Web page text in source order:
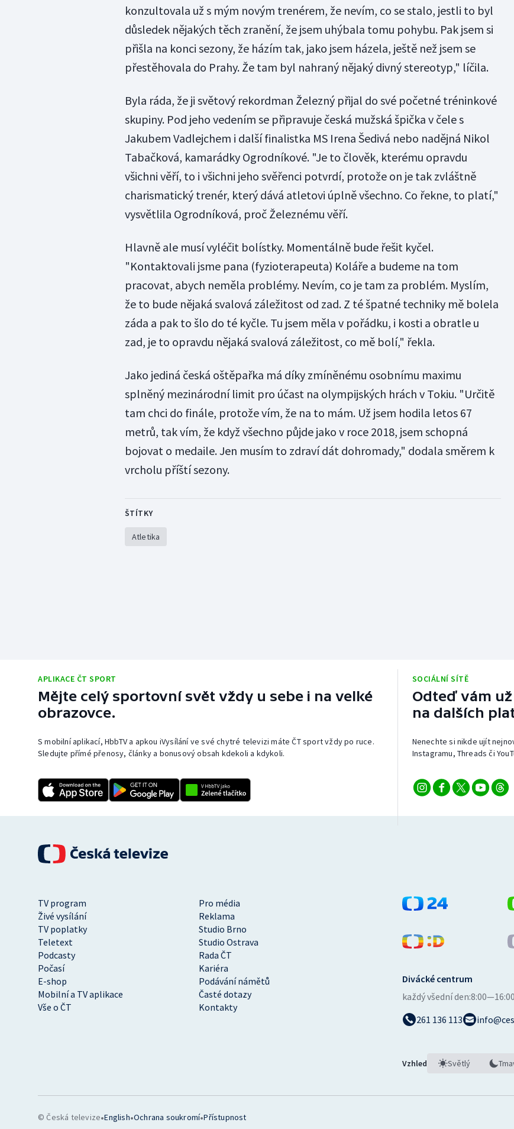
konzultovala už s mým novým trenérem, že nevím, co se stalo, jestli to byl
důsledek nějakých těch zranění, že jsem uhýbala tomu pohybu. Pak jsem si
přišla na konci sezony, že házím tak, jako jsem házela, ještě než jsem se
přestěhovala do Prahy. Že tam byl nahraný nějaký divný stereotyp," líčila.
Byla ráda, že ji světový rekordman Železný přijal do své početné tréninkové
skupiny. Pod jeho vedením se připravuje česká mužská špička v čele s
Jakubem Vadlejchem i další finalistka MS Irena Šedivá nebo nadějná Nikol
Tabačková, kamarádky Ogrodníkové. "Je to člověk, kterému opravdu
všichni věří, to i všichni jeho svěřenci potvrdí, protože on je tak zvláštně
charismatický trenér, který dává atletovi úplně všechno. Co řekne, to platí,"
vysvětlila Ogrodníková, proč Železnému věří.
Hlavně ale musí vyléčit bolístky. Momentálně bude řešit kyčel.
"Kontaktovali jsme pana (fyzioterapeuta) Koláře a budeme na tom
pracovat, abych neměla problémy. Nevím, co je tam za problém. Myslím,
že to bude nějaká svalová záležitost od zad. Z té špatné techniky mě bolela
záda a pak to šlo do té kyčle. Tu jsem měla v pořádku, i kosti a obratle u
zad, je to opravdu nějaká svalová záležitost, co mě bolí," řekla.
Jako jediná česká oštěpařka má díky zmíněnému osobnímu maximu
splněný mezinárodní limit pro účast na olympijských hrách v Tokiu. "Určitě
tam chci do finále, protože vím, že na to mám. Už jsem hodila letos 67
metrů, tak vím, že když všechno půjde jako v roce 2018, jsem schopná
bojovat o medaile. Jen musím to zdraví dát dohromady," dodala směrem k
vrcholu příští sezony.
ŠTÍTKY
Atletika
APLIKACE ČT SPORT
Mějte celý sportovní svět vždy u sebe i na velké
obrazovce.
S mobilní aplikací, HbbTV a apkou iVysílání ve své chytré televizi máte ČT sport vždy po ruce.
Sledujte přímé přenosy, články a bonusový obsah kdekoli a kdykoli.
SOCIÁLNÍ SÍTĚ
Odteď vám
na dalších
Nenechte si nikde ujít
Instagramu, Threads či
TV program
Pro média
Živé vysílání
Reklama
TV poplatky
Studio Brno
Teletext
Studio Ostrava
Podcasty
Rada ČT
Počasí
Kariéra
E-shop
Podávání námětů
Mobilní a TV aplikace
Časté dotazy
Vše o ČT
Kontakty
Divácké centrum
každý všední den:
261 136 113
Vzhled Světlý
© Česká televize•English•Ochrana soukromí•Přístupnost